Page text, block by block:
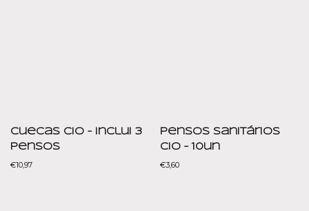
Cuecas Cio – Inclui 3
Pensos
€10,97
Pensos Sanitários
Cio – 10un
€3,60